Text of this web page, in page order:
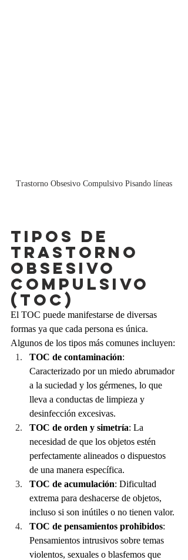
Trastorno Obsesivo Compulsivo Pisando líneas
TIPOS DE
Trastorno
obsesivo
compulsivo
(TOC)
El TOC puede manifestarse de diversas
formas ya que cada persona es única.
Algunos de los tipos más comunes incluyen:
TOC de contaminación:
Caracterizado por un miedo abrumador
a la suciedad y los gérmenes, lo que
lleva a conductas de limpieza y
desinfección excesivas.
TOC de orden y simetría: La
necesidad de que los objetos estén
perfectamente alineados o dispuestos
de una manera específica.
TOC de acumulación: Dificultad
extrema para deshacerse de objetos,
incluso si son inútiles o no tienen valor.
TOC de pensamientos prohibidos:
Pensamientos intrusivos sobre temas
violentos, sexuales o blasfemos que